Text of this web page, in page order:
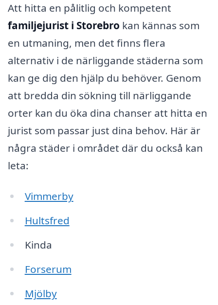
Att hitta en pålitlig och kompetent
familjejurist i Storebro kan kännas som
en utmaning, men det finns flera
alternativ i de närliggande städerna som
kan ge dig den hjälp du behöver. Genom
att bredda din sökning till närliggande
orter kan du öka dina chanser att hitta en
jurist som passar just dina behov. Här är
några städer i området där du också kan
leta:
Vimmerby
Hultsfred
Kinda
Forserum
Mjölby